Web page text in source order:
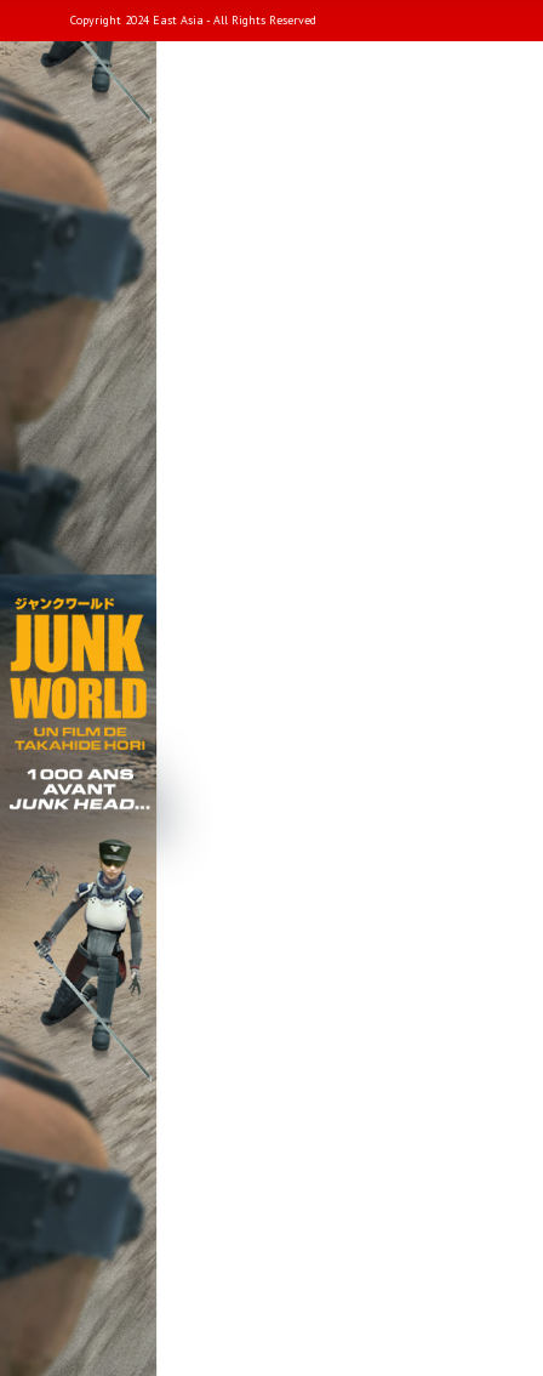
Copyright 2024 East Asia - All Rights Reserved